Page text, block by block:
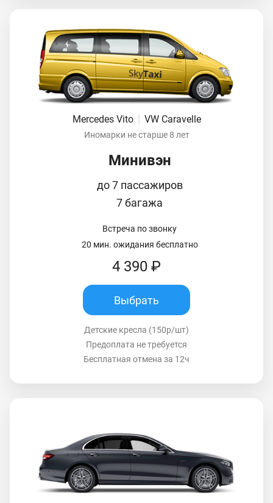
Mercedes Vito VW Caravelle
Иномарки не старше 8 лет
Минивэн
до 7 пассажиров
7 багажа
Встреча по звонку
20 мин. ожидания бесплатно
4 390 ₽
Выбрать
Детские кресла (150р/шт)
Предоплата не требуется
Бесплатная отмена за 12ч